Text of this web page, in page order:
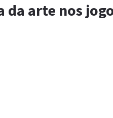
da arte nos